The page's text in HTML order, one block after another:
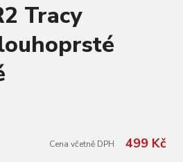
Tracy
Cena včetně DPH 499 Kč